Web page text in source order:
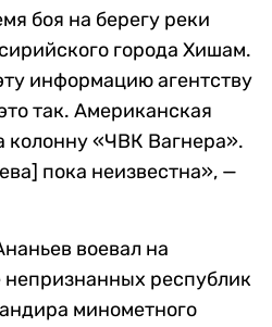
боя на берегу реки
города Хишам.
информацию агентству
так. Американская
колонну «ЧВК Вагнера».
пока неизвестна», —
воевал на
непризнанных республик
минометного